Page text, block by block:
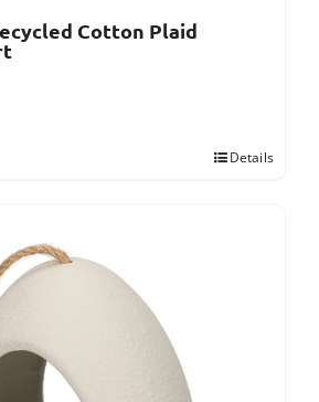
Cotton Plaid
Details